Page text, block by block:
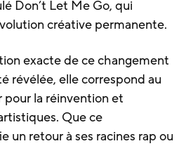
Don’t Let Me Go, qui
créative permanente.
exacte de ce changement
révélée, elle correspond au
la réinvention et
Que ce
un retour à ses racines rap ou